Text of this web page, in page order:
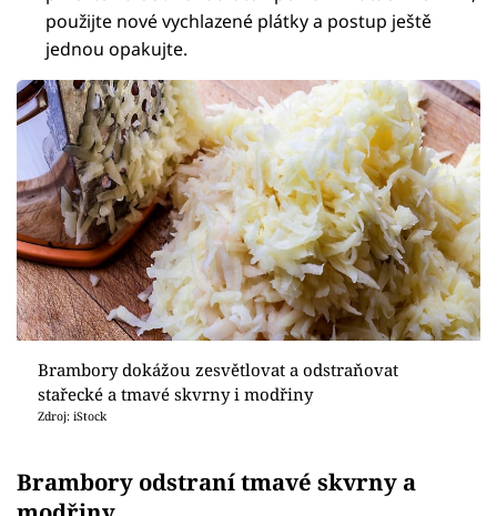
použijte nové vychlazené plátky a postup ještě
jednou opakujte.
Brambory dokážou zesvětlovat a odstraňovat
stařecké a tmavé skvrny i modřiny
Zdroj: iStock
Brambory odstraní tmavé skvrny a